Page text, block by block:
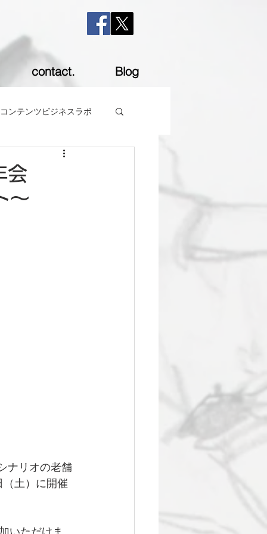
contact. Blog
コンテンツビジネスラボ
会
～
ナリオの老舗
土）に開催
いただけま